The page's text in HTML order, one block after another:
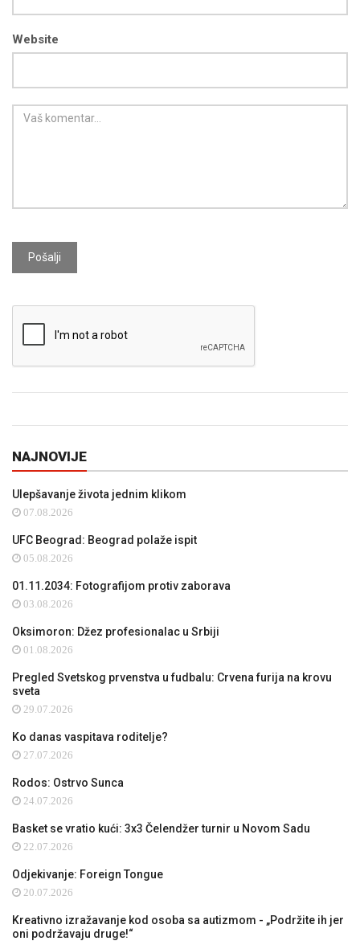
Website
Pošalji
NAJNOVIJE
Ulepšavanje života jednim klikom
07.08.2026
UFC Beograd: Beograd polaže ispit
05.08.2026
01.11.2034: Fotografijom protiv zaborava
03.08.2026
Oksimoron: Džez profesionalac u Srbiji
01.08.2026
Pregled Svetskog prvenstva u fudbalu: Crvena furija na krovu
sveta
29.07.2026
Ko danas vaspitava roditelje?
27.07.2026
Rodos: Ostrvo Sunca
24.07.2026
Basket se vratio kući: 3x3 Čelendžer turnir u Novom Sadu
22.07.2026
Odjekivanje: Foreign Tongue
20.07.2026
Kreativno izražavanje kod osoba sa autizmom - „Podržite ih jer
oni podržavaju druge!“